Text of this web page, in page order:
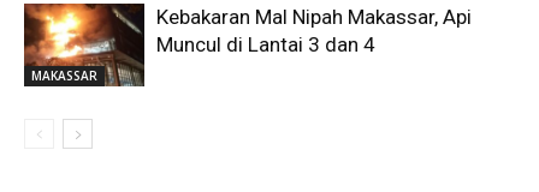
MAKASSAR
Kebakaran Mal Nipah Makassar, Api
Muncul di Lantai 3 dan 4